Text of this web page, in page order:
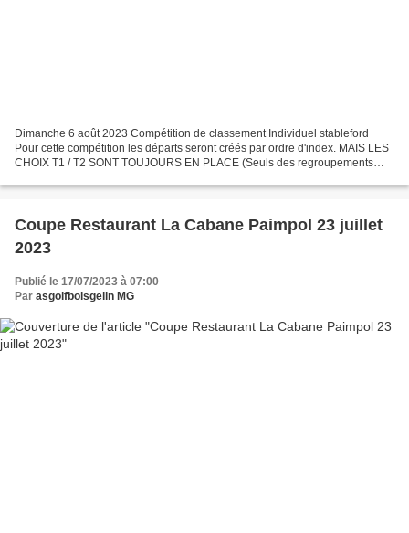
Dimanche 6 août 2023 Compétition de classement Individuel stableford
Pour cette compétition les départs seront créés par ordre d'index. MAIS LES
CHOIX T1 / T2 SONT TOUJOURS EN PLACE (Seuls des regroupements
Coupe Restaurant La Cabane Paimpol 23 juillet
2023
Publié le 17/07/2023 à 07:00
Par asgolfboisgelin MG